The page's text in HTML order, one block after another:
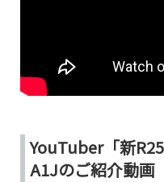
YouTuber「新
A1Jのご紹介動画